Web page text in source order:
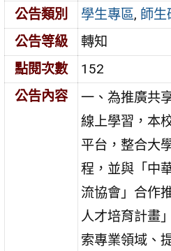
公告類別
學生專區, 師生
公告等級
轉知
點閱次數
152
公告內容
一、為推廣共
線上學習，本
平台，整合大
程，並與「中
流協會」合作
人才培育計畫
索專業領域、